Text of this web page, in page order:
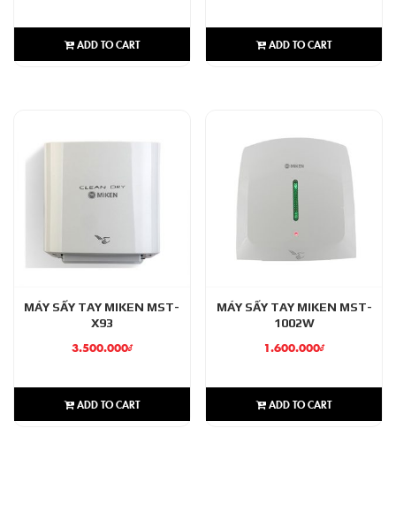
ADD TO CART ADD TO CART
MÁY SẤY TAY MIKEN MST-
X93
3.500.000₫
ADD TO CART
MÁY SẤY TAY MIKEN MST-
1002W
1.600.000₫
ADD TO CART